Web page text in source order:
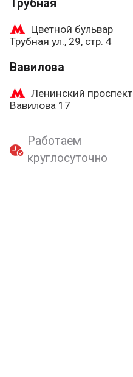
Трубная
Цветной бульвар
Трубная ул., 29, стр. 4
Вавилова
Ленинский проспект
Вавилова 17
Работаем
круглосуточно